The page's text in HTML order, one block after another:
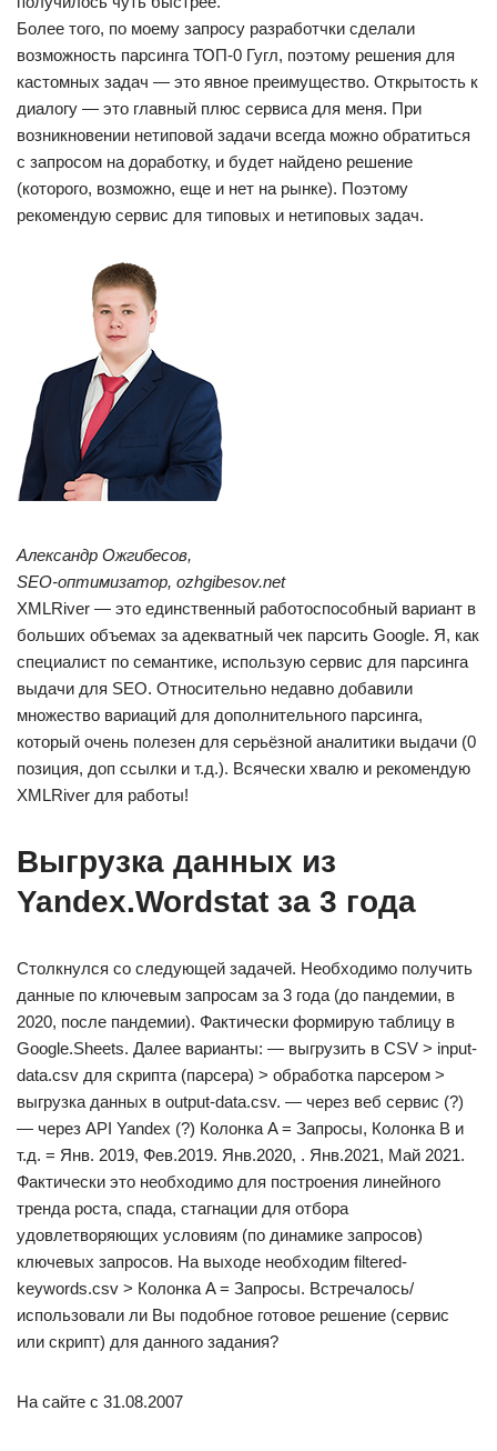
Более того, по моему запросу разработчки сделали
возможность парсинга ТОП-0 Гугл, поэтому решения для
кастомных задач — это явное преимущество. Открытость к
диалогу — это главный плюс сервиса для меня. При
возникновении нетиповой задачи всегда можно обратиться
с запросом на доработку, и будет найдено решение
(которого, возможно, еще и нет на рынке). Поэтому
рекомендую сервис для типовых и нетиповых задач.
Александр Ожгибесов,
SEO-оптимизатор, ozhgibesov.net
XMLRiver — это единственный работоспособный вариант в
больших объемах за адекватный чек парсить Google. Я, как
специалист по семантике, использую сервис для парсинга
выдачи для SEO. Относительно недавно добавили
множество вариаций для дополнительного парсинга,
который очень полезен для серьёзной аналитики выдачи (0
позиция, доп ссылки и т.д.). Всячески хвалю и рекомендую
XMLRiver для работы!
Выгрузка данных из
Yandex.Wordstat за 3 года
Столкнулся со следующей задачей. Необходимо получить
данные по ключевым запросам за 3 года (до пандемии, в
2020, после пандемии). Фактически формирую таблицу в
Google.Sheets. Далее варианты: — выгрузить в CSV > input-
data.csv для скрипта (парсера) > обработка парсером >
выгрузка данных в output-data.csv. — через веб сервис (?)
— через API Yandex (?) Колонка A = Запросы, Колонка B и
т.д. = Янв. 2019, Фев.2019. Янв.2020, . Янв.2021, Май 2021.
Фактически это необходимо для построения линейного
тренда роста, спада, стагнации для отбора
удовлетворяющих условиям (по динамике запросов)
ключевых запросов. На выходе необходим filtered-
keywords.csv > Колонка A = Запросы. Встречалось/
использовали ли Вы подобное готовое решение (сервис
или скрипт) для данного задания?
На сайте с 31.08.2007